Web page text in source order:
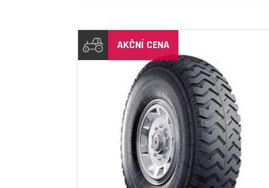
AKČNÍ CENA
DETAIL